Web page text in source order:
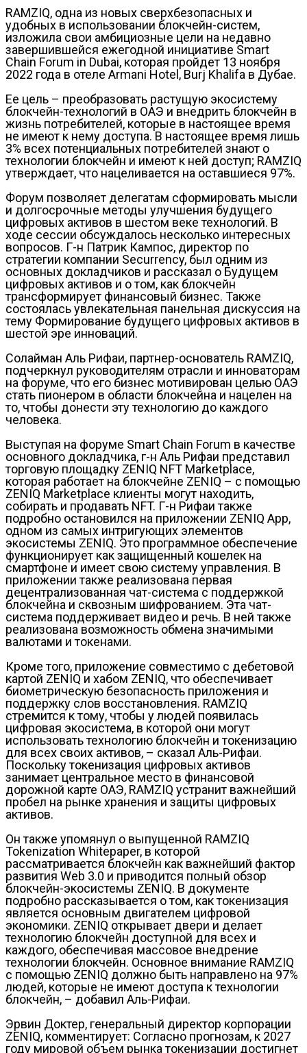
RAMZIQ, одна из новых сверхбезопасных и
удобных в использовании блокчейн-систем,
изложила свои амбициозные цели на недавно
завершившейся ежегодной инициативе Smart
Chain Forum in Dubai, которая пройдет 13 ноября
2022 года в отеле Armani Hotel, Burj Khalifa в Дубае.
Ее цель – преобразовать растущую экосистему
блокчейн-технологий в ОАЭ и внедрить блокчейн в
жизнь потребителей, которые в настоящее время
не имеют к нему доступа. В настоящее время лишь
3% всех потенциальных потребителей знают о
технологии блокчейн и имеют к ней доступ; RAMZIQ
утверждает, что нацеливается на оставшиеся 97%.
Форум позволяет делегатам сформировать мысли
и долгосрочные методы улучшения будущего
цифровых активов в шестом веке технологий. В
ходе сессии обсуждалось несколько интересных
вопросов. Г-н Патрик Кампос, директор по
стратегии компании Securrency, был одним из
основных докладчиков и рассказал о Будущем
цифровых активов и о том, как блокчейн
трансформирует финансовый бизнес. Также
состоялась увлекательная панельная дискуссия на
тему Формирование будущего цифровых активов в
шестой эре инноваций.
Солайман Аль Рифаи, партнер-основатель RAMZIQ,
подчеркнул руководителям отрасли и инноваторам
на форуме, что его бизнес мотивирован целью ОАЭ
стать пионером в области блокчейна и нацелен на
то, чтобы донести эту технологию до каждого
человека.
Выступая на форуме Smart Chain Forum в качестве
основного докладчика, г-н Аль Рифаи представил
торговую площадку ZENIQ NFT Marketplace,
которая работает на блокчейне ZENIQ – с помощью
ZENIQ Marketplace клиенты могут находить,
собирать и продавать NFT. Г-н Рифаи также
подробно остановился на приложении ZENIQ App,
одном из самых интригующих элементов
экосистемы ZENIQ. Это программное обеспечение
функционирует как защищенный кошелек на
смартфоне и имеет свою систему управления. В
приложении также реализована первая
децентрализованная чат-система с поддержкой
блокчейна и сквозным шифрованием. Эта чат-
система поддерживает видео и речь. В ней также
реализована возможность обмена значимыми
валютами и токенами.
Кроме того, приложение совместимо с дебетовой
картой ZENIQ и хабом ZENIQ, что обеспечивает
биометрическую безопасность приложения и
поддержку слов восстановления. RAMZIQ
стремится к тому, чтобы у людей появилась
цифровая экосистема, в которой они могут
использовать технологию блокчейн и токенизацию
для всех своих активов, – сказал Аль-Рифаи.
Поскольку токенизация цифровых активов
занимает центральное место в финансовой
дорожной карте ОАЭ, RAMZIQ устранит важнейший
пробел на рынке хранения и защиты цифровых
активов.
Он также упомянул о выпущенной RAMZIQ
Tokenization Whitepaper, в которой
рассматривается блокчейн как важнейший фактор
развития Web 3.0 и приводится полный обзор
блокчейн-экосистемы ZENIQ. В документе
подробно рассказывается о том, как токенизация
является основным двигателем цифровой
экономики. ZENIQ открывает двери и делает
технологию блокчейн доступной для всех и
каждого, обеспечивая массовое внедрение
технологии блокчейн. Основное внимание RAMZIQ
с помощью ZENIQ должно быть направлено на 97%
людей, которые не имеют доступа к технологии
блокчейн, – добавил Аль-Рифаи.
Эрвин Доктер, генеральный директор корпорации
ZENIQ, комментирует: Согласно прогнозам, к 2027
году мировой объем рынка токенизации достигнет